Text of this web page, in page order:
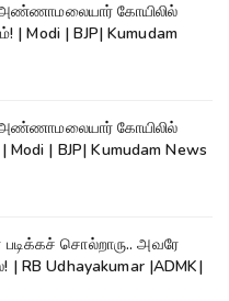
கோயிலில்
| BJP| Kumudam
கோயிலில்
Kumudam News
படிக்கச் சொல்றாரு.. அவரே
| RB Udhayakumar |ADMK|